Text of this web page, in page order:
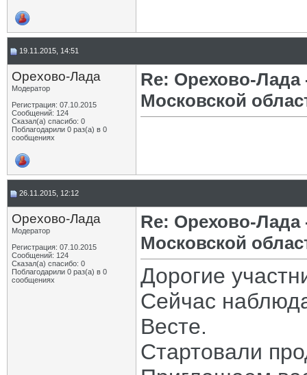
19.11.2015, 14:51
Орехово-Лада
Модератор
Регистрация: 07.10.2015
Сообщений: 124
Сказал(а) спасибо: 0
Поблагодарили 0 раз(а) в 0
сообщениях
Re: Орехово-
Московской
26.11.2015, 12:12
Орехово-Лада
Модератор
Регистрация: 07.10.2015
Сообщений: 124
Сказал(а) спасибо: 0
Поблагодарили 0 раз(а) в 0
сообщениях
Re: Орехово-
Московской
Дорогие
Сейчас
Весте.
Стартовали